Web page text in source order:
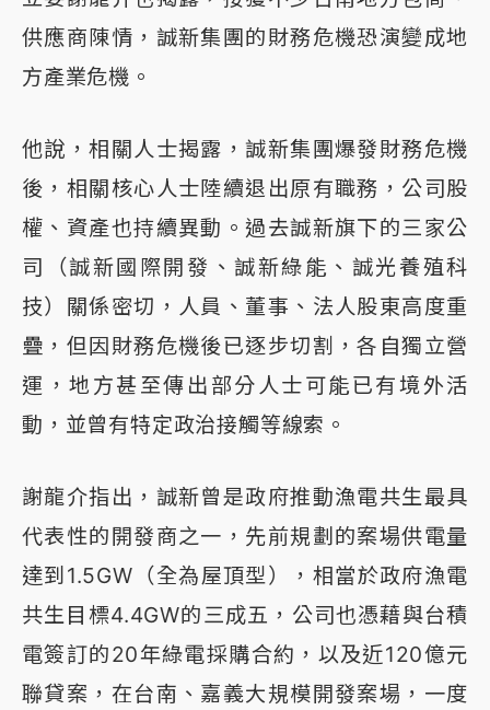
供應商陳情，誠新集團的財務危機恐演變成地
方產業危機。
他說，相關人士揭露，誠新集團爆發財務危機
後，相關核心人士陸續退出原有職務，公司股
權、資產也持續異動。過去誠新旗下的三家公
司（誠新國際開發、誠新綠能、誠光養殖科
技）關係密切，人員、董事、法人股東高度重
疊，但因財務危機後已逐步切割，各自獨立營
運，地方甚至傳出部分人士可能已有境外活
動，並曾有特定政治接觸等線索。
謝龍介指出，誠新曾是政府推動漁電共生最具
代表性的開發商之一，先前規劃的案場供電量
達到1.5GW（全為屋頂型），相當於政府漁電
共生目標4.4GW的三成五，公司也憑藉與台積
電簽訂的20年綠電採購合約，以及近120億元
聯貸案，在台南、嘉義大規模開發案場，一度